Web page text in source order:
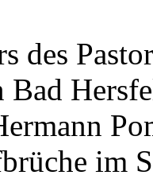
des
Bad
im